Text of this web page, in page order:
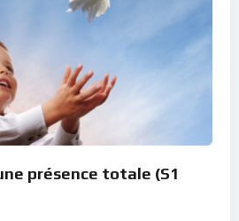
présence totale (S1